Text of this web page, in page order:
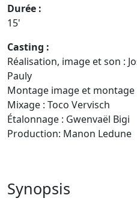
Durée :
15'
Casting :
Réalisation, image et son :
Pauly
Montage image et montage
Mixage : Toco Vervisch
Étalonnage : Gwenvaël Bigi
Production: Manon Ledune
Synopsis